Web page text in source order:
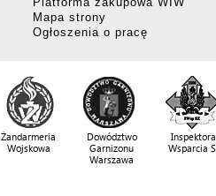
Mapa strony
Ogłoszenia o pracę
Żandarmeria
Wojskowa
Dowództwo
Garnizonu
Warszawa
Wsparcia